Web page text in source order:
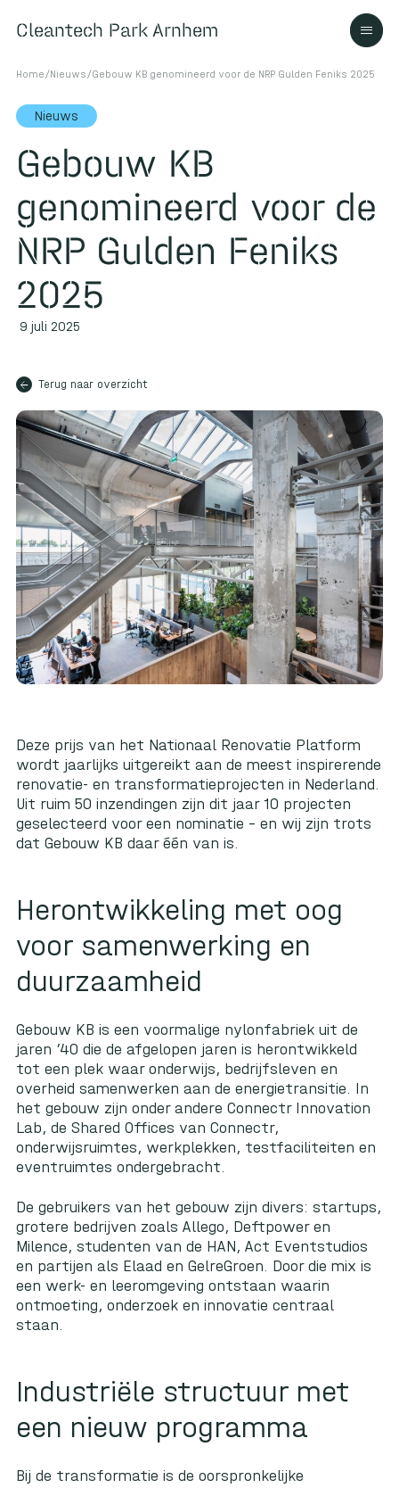
Cleantech Park Arnhem
Home /Nieuws /Gebouw KB genomineerd voor de NRP Gulden Feniks 2025
Nieuws
Gebouw KB
genomineerd voor de
NRP Gulden Feniks
2025
9 juli 2025
arrow_back Terug naar overzicht
Deze prijs van het Nationaal Renovatie Platform
wordt jaarlijks uitgereikt aan de meest inspirerende
renovatie- en transformatieprojecten in Nederland.
Uit ruim 50 inzendingen zijn dit jaar 10 projecten
geselecteerd voor een nominatie – en wij zijn trots
dat Gebouw KB daar één van is.
Herontwikkeling met oog
voor samenwerking en
duurzaamheid
Gebouw KB is een voormalige nylonfabriek uit de
jaren ’40 die de afgelopen jaren is herontwikkeld
tot een plek waar onderwijs, bedrijfsleven en
overheid samenwerken aan de energietransitie. In
het gebouw zijn onder andere ConnectrInnovation
Lab, de Shared Offices van Connectr,
onderwijsruimtes, werkplekken, testfaciliteiten en
eventruimtes ondergebracht.
De gebruikers van het gebouw zijn divers: startups,
grotere bedrijven zoals Allego, Deftpower en
Milence, studenten van de HAN, Act Eventstudios
en partijen als Elaad en GelreGroen. Door die mix is
een werk- en leeromgeving ontstaan waarin
ontmoeting, onderzoek en innovatie centraal
staan.
Industriële structuur met
een nieuw programma
Bij de transformatie is de oorspronkelijke
Cleantech Park Arnhem
Over
Ecosysteem
Contact